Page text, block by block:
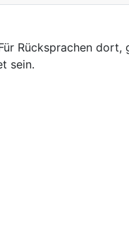
Rücksprachen dort,
sein.